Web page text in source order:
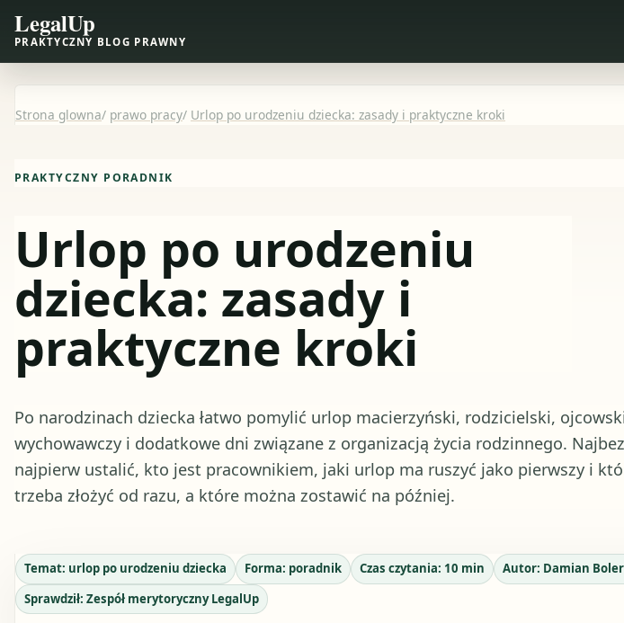
LegalUp
PRAKTYCZNY BLOG PRAWNY
Strona glowna/ prawo pracy/ Urlop po urodzeniu dziecka: zasady i praktyczne kroki
PRAKTYCZNY PORADNIK
Urlop po urodzeniu
dziecka: zasady i
praktyczne kroki
Po narodzinach dziecka łatwo pomylić urlop macierzyński, rodzicielski,
wychowawczy i dodatkowe dni związane z organizacją życia rodzinnego.
najpierw ustalić, kto jest pracownikiem, jaki urlop ma ruszyć jako pierwszy i
trzeba złożyć od razu, a które można zostawić na później.
Temat: urlop po urodzeniu dziecka Forma: poradnik Czas czytania: 10 min Autor: Damian
Sprawdził: Zespół merytoryczny LegalUp